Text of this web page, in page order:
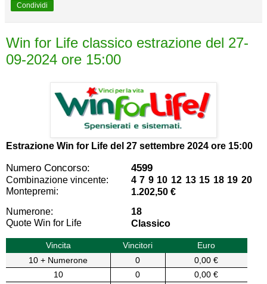
Condividi
Win for Life classico estrazione del 27-
09-2024 ore 15:00
Estrazione Win for Life del 27 settembre 2024 ore 15:00
Numero Concorso: 4599
Combinazione vincente:
4 7 9 10 12 13 15 18 19 20
Montepremi:
1.202,50 €
Numerone:
18
Quote Win for Life
Classico
Vincita Vincitori
Euro
10 + Numerone
0
0,00 €
10
0
0,00 €